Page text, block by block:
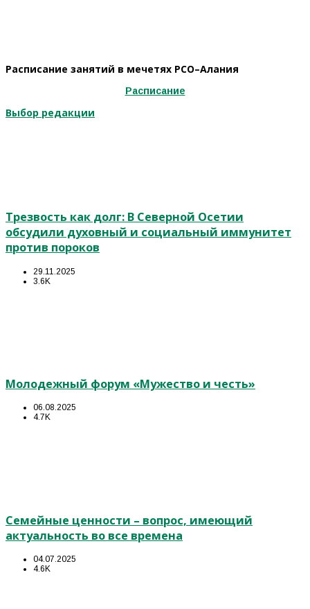
Расписание занятий в мечетях РСО–Алания
Расписание
Выбор редакции
Трезвость как долг: В Северной Осетии
обсудили духовный и социальный иммунитет
против пороков
29.11.2025
3.6K
Молодежный форум «Мужество и честь»
06.08.2025
4.7K
Семейные ценности – вопрос, имеющий
актуальность во все времена
04.07.2025
4.6K